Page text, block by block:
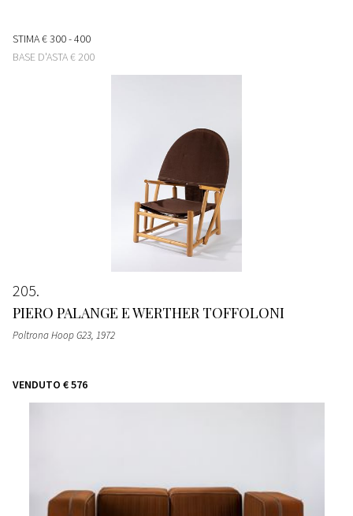
STIMA€ 300 - 400
BASE D'ASTA€ 200
205
PIERO PALANGE E WERTHER TOFFOLONI
Poltrona Hoop G23, 1972
VENDUTO € 576